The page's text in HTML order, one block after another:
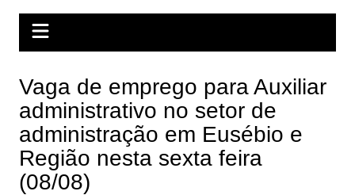
Vaga de emprego para Auxiliar
administrativo no setor de
administração em Eusébio e
Região nesta sexta feira
(08/08)